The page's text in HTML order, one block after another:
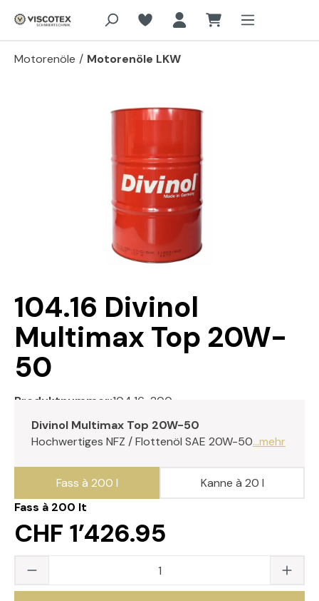
Zum Hauptinhalt springen
Motorenöle / Motorenöle LKW
Bildergalerie überspringen
104.16 Divinol
Multimax Top 20W-
50
Produktnummer:104.16-200
Divinol Multimax Top 20W-50
Hochwertiges NFZ / Flottenöl SAE 20W-50...mehr
Fass à 200 lt
CHF 1’426.95
Fass à 200 l Kanne à 20 l
Produkt Anzahl: Gib den gewünschten